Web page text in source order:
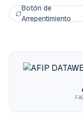
Botón de
Arrepentimiento